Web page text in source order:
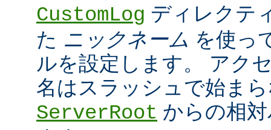
CustomLog ディレクテ
た ニックネーム を使っ
ルを設定します。 アク
名はスラッシュで始ま
ServerRoot からの相